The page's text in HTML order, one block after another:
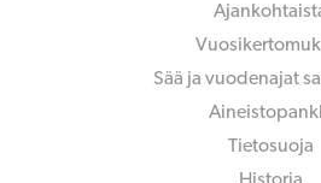
Sää ja vuodenajat
Tietosuoja